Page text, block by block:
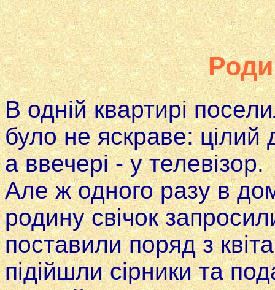
В одній квартирі
було не яскраве: цілий
а ввечері - у телевізор.
Але ж одного разу в
родину свічок
поставили поряд з
підійшли сірники та